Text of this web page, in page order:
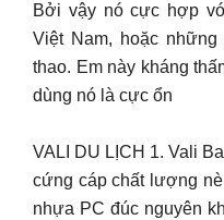
Bởi vậy nó cực hợp
Việt Nam, hoặc
thao. Em này kháng
dùng nó là cực ổn
VALI DU LỊCH 1. Vali
cứng cáp chất lượng
nhựa PC đúc nguyên